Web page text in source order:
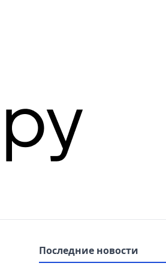
Последние новости